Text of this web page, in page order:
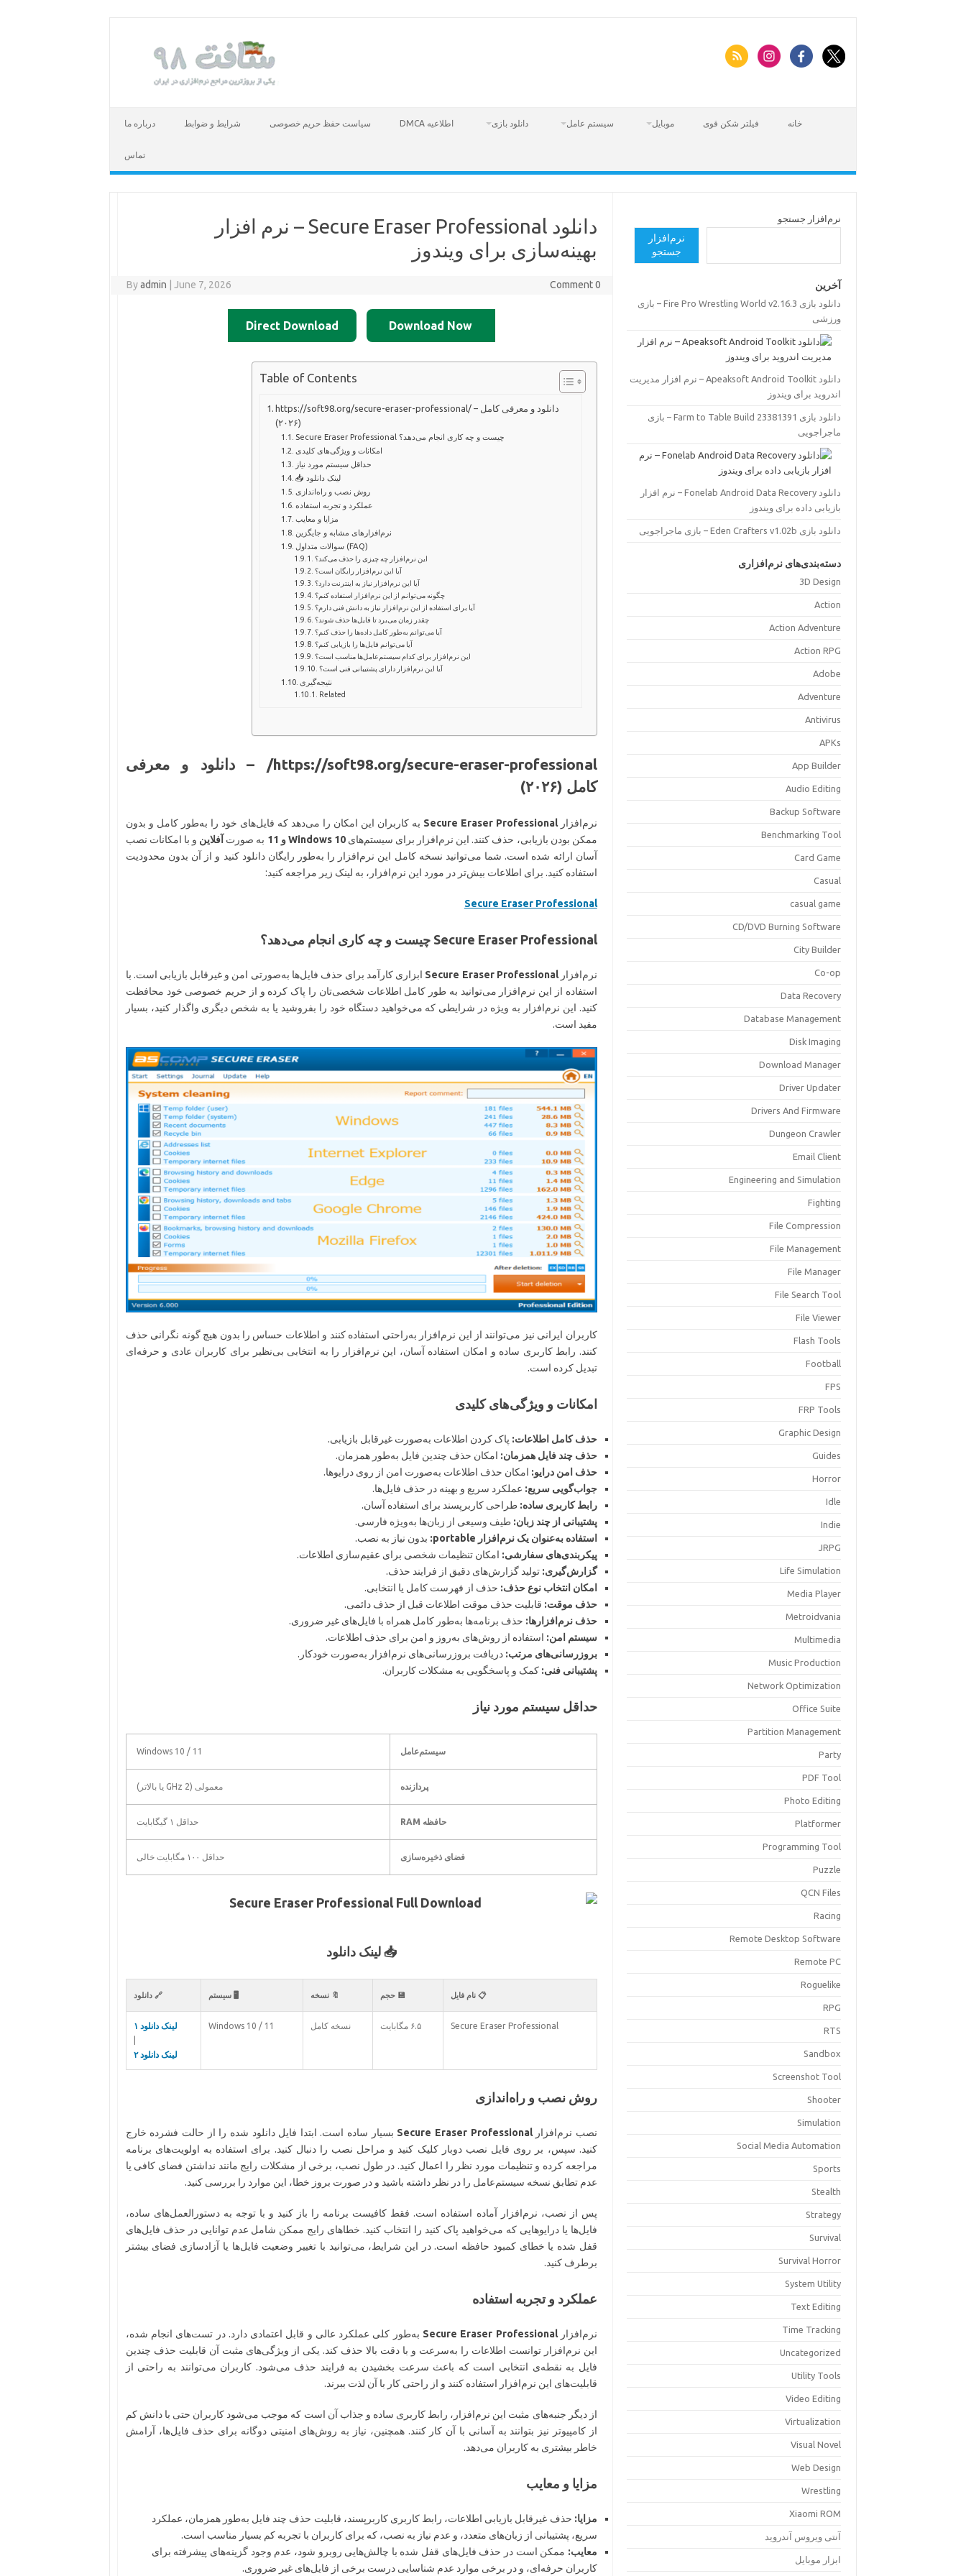
خانه فیلتر شکن قوی موبایل سیستم عامل دانلود بازی اطلاعیه DMCA سیاست حفظ حریم خصوصی شرایط و ضوابط درباره ما
تماس
دانلود Secure Eraser Professional – نرم افزار
بهینه‌سازی برای ویندوز
Byadmin June 7, 2026 0 Comment
Download Now
Direct Download
Table of Contents
https://soft98.org/secure-eraser-professional/ – دانلود و معرفی کامل
(۲۰۲۶)
Secure Eraser Professional چیست و چه کاری انجام می‌دهد؟
امکانات و ویژگی‌های کلیدی
حداقل سیستم مورد نیاز
📥 لینک دانلود
روش نصب و راه‌اندازی
عملکرد و تجربه استفاده
مزایا و معایب
نرم‌افزارهای مشابه و جایگزین
سوالات متداول (FAQ)
این نرم‌افزار چه چیزی را حذف می‌کند؟
آیا این نرم‌افزار رایگان است؟
آیا این نرم‌افزار نیاز به اینترنت دارد؟
چگونه می‌توانم از این نرم‌افزار استفاده کنم؟
آیا برای استفاده از این نرم‌افزار نیاز به دانش فنی دارم؟
چقدر زمان می‌برد تا فایل‌ها حذف شوند؟
آیا می‌توانم به‌طور کامل داده‌ها را حذف کنم؟
آیا می‌توانم فایل‌ها را بازیابی کنم؟
این نرم‌افزار برای کدام سیستم‌عامل‌ها مناسب است؟
آیا این نرم‌افزار دارای پشتیبانی فنی است؟
نتیجه‌گیری
Related
https://soft98.org/secure-eraser-professional/ – دانلود و معرفی
کامل (۲۰۲۶)
نرم‌افزارSecure Eraser Professional به کاربران این امکان را می‌دهد که فایل‌های خود را به‌طور کامل و بدون
ممکن بودن بازیابی، حذف کنند. این نرم‌افزار برای سیستم‌هایWindows 10 و 11 به صورت آفلاین و با امکانات نصب
آسان ارائه شده است. شما می‌توانید نسخه کامل این نرم‌افزار را به‌طور رایگان دانلود کنید و از آن بدون محدودیت
استفاده کنید. برای اطلاعات بیش‌تر در مورد این نرم‌افزار، به لینک زیر مراجعه کنید:
Secure Eraser Professional
Secure Eraser Professional چیست و چه کاری انجام می‌دهد؟
نرم‌افزارSecure Eraser Professional ابزاری کارآمد برای حذف فایل‌ها به‌صورتی امن و غیرقابل بازیابی است. با
استفاده از این نرم‌افزار می‌توانید به طور کامل اطلاعات شخصی‌تان را پاک کرده و از حریم خصوصی خود محافظت
کنید. این نرم‌افزار به ویژه در شرایطی که می‌خواهید دستگاه خود را بفروشید یا به شخص دیگری واگذار کنید، بسیار
مفید است.
کاربران ایرانی نیز می‌توانند از این نرم‌افزار به‌راحتی استفاده کنند و اطلاعات حساس را بدون هیچ گونه نگرانی حذف
کنند. رابط کاربری ساده و امکان استفاده آسان، این نرم‌افزار را به انتخابی بی‌نظیر برای کاربران عادی و حرفه‌ای
تبدیل کرده است.
امکانات و ویژگی‌های کلیدی
حذف کامل اطلاعات: پاک کردن اطلاعات به‌صورت غیرقابل بازیابی.
حذف چند فایل همزمان: امکان حذف چندین فایل به‌طور همزمان.
حذف امن درایو: امکان حذف اطلاعات به‌صورت امن از روی درایوها.
جواب‌گویی سریع: عملکرد سریع و بهینه در حذف فایل‌ها.
رابط کاربری ساده: طراحی کاربرپسند برای استفاده آسان.
پشتیبانی از چند زبان: طیف وسیعی از زبان‌ها به‌ویژه فارسی.
استفاده به‌عنوان یک نرم‌افزار portable:
بدون نیاز به نصب.
پیکربندی‌های سفارشی: امکان تنظیمات شخصی برای عقیم‌سازی اطلاعات.
گزارش‌گیری: تولید گزارش‌های دقیق از فرایند حذف.
امکان انتخاب نوع حذف: حذف از فهرست کامل یا انتخابی.
حذف موقت: قابلیت حذف موقت اطلاعات قبل از حذف دائمی.
حذف نرم‌افزارها: حذف برنامه‌ها به‌طور کامل همراه با فایل‌های غیر ضروری.
سیستم امن: استفاده از روش‌های به‌روز و امن برای حذف اطلاعات.
بروزرسانی‌های مرتب: دریافت بروزرسانی‌های نرم‌افزار به‌صورت خودکار.
پشتیبانی فنی: کمک و پاسخگویی به مشکلات کاربران.
حداقل سیستم مورد نیاز
سیستم‌عامل Windows 10 / 11
پردازنده معمولی (2 GHz یا بالاتر)
حافظه RAM حداقل ۱ گیگابایت
فضای ذخیره‌سازی حداقل ۱۰۰ مگابایت خالی
📥 لینک دانلود
📋 نام فایل 💾 حجم 🔖 نسخه 🖥️ سیستم 🔗 دانلود
Secure Eraser Professional ۶.۵ مگابایت نسخه کامل Windows 10 / 11
لینک دانلود ۱
لینک دانلود ۲
روش نصب و راه‌اندازی
نصب نرم‌افزارSecure Eraser Professional بسیار ساده است. ابتدا فایل دانلود شده را از حالت فشرده خارج
کنید. سپس، بر روی فایل نصب دوبار کلیک کنید و مراحل نصب را دنبال کنید. برای استفاده به اولویت‌های برنامه
مراجعه کرده و تنظیمات مورد نظر را اعمال کنید. در طول نصب، برخی از مشکلات رایج مانند نداشتن فضای کافی یا
عدم تطابق نسخه سیستم‌عامل را در نظر داشته باشید و در صورت بروز خطا، این موارد را بررسی کنید.
پس از نصب، نرم‌افزار آماده استفاده است. فقط کافیست برنامه را باز کنید و با توجه به دستورالعمل‌های ساده،
فایل‌ها یا درایوهایی که می‌خواهید پاک کنید را انتخاب کنید. خطاهای رایج ممکن شامل عدم توانایی در حذف فایل‌های
قفل شده یا خطای کمبود حافظه است. در این شرایط، می‌توانید با تغییر وضعیت فایل‌ها یا آزادسازی فضای بیشتر
برطرف کنید.
عملکرد و تجربه استفاده
نرم‌افزارSecure Eraser Professional به‌طور کلی عملکرد عالی و قابل اعتمادی دارد. در تست‌های انجام شده،
این نرم‌افزار توانست اطلاعات را به‌سرعت و با دقت بالا حذف کند. یکی از ویژگی‌های مثبت آن قابلیت حذف چندین
فایل به نقطه‌ی انتخابی است که باعث سرعت بخشیدن به فرایند حذف می‌شود. کاربران می‌توانند به راحتی از
قابلیت‌های این نرم‌افزار استفاده کنند و از راحتی کار با آن لذت ببرند.
از دیگر جنبه‌های مثبت این نرم‌افزار، رابط کاربری ساده و جذاب آن است که موجب می‌شود کاربران حتی با دانش کم
از کامپیوتر نیز بتوانند به آسانی با آن کار کنند. همچنین، نیاز به روش‌های امنیتی دوگانه برای حذف فایل‌ها، آرامش
خاطر بیشتری به کاربران می‌دهد.
مزایا و معایب
مزایا: حذف غیرقابل بازیابی اطلاعات، رابط کاربری کاربرپسند، قابلیت حذف چند فایل به‌طور همزمان، عملکرد
سریع، پشتیبانی از زبان‌های متعدد، و عدم نیاز به نصب، که برای کاربران با تجربه کم بسیار مناسب است.
معایب: ممکن است در حذف فایل‌های قفل شده با چالش‌هایی روبرو شود، عدم وجود گزینه‌های پیشرفته برای
کاربران حرفه‌ای، و در برخی موارد عدم شناسایی درست برخی از فایل‌های غیر ضروری.
نرم‌افزار جستجو
نرم‌افزار
جستجو
آخرین
دانلود بازی Fire Pro Wrestling World v2.16.3 – بازی
ورزشی
دانلود Apeaksoft Android Toolkit – نرم افزار مدیریت
اندروید برای ویندوز
دانلود بازی Farm to Table Build 23381391 – بازی
ماجراجویی
دانلود Fonelab Android Data Recovery – نرم افزار
بازیابی داده برای ویندوز
دانلود بازی Eden Crafters v1.02b – بازی ماجراجویی
دسته‌بندی‌های نرم‌افزاری
3D Design
Action
Action Adventure
Action RPG
Adobe
Adventure
Antivirus
APKs
App Builder
Audio Editing
Backup Software
Benchmarking Tool
Card Game
Casual
casual game
CD/DVD Burning Software
City Builder
Co-op
Data Recovery
Database Management
Disk Imaging
Download Manager
Driver Updater
Drivers And Firmware
Dungeon Crawler
Email Client
Engineering and Simulation
Fighting
File Compression
File Management
File Manager
File Search Tool
File Viewer
Flash Tools
Football
FPS
FRP Tools
Graphic Design
Guides
Horror
Idle
Indie
JRPG
Life Simulation
Media Player
Metroidvania
Multimedia
Music Production
Network Optimization
Office Suite
Partition Management
Party
PDF Tool
Photo Editing
Platformer
Programming Tool
Puzzle
QCN Files
Racing
Remote Desktop Software
Remote PC
Roguelike
RPG
RTS
Sandbox
Screenshot Tool
Shooter
Simulation
Social Media Automation
Sports
Stealth
Strategy
Survival
Survival Horror
System Utility
Text Editing
Time Tracking
Uncategorized
Utility Tools
Video Editing
Virtualization
Visual Novel
Web Design
Wrestling
Xiaomi ROM
آنتی ویروس آندروید
ابزار موبایل